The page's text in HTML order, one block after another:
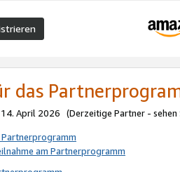
das
14. April 2026 (Derzeitige Partner - sehen
am Partnerprogramm